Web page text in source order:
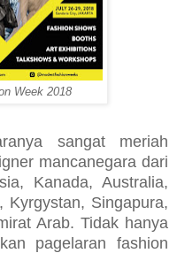
Week 2018
sangat meriah
mancanegara dari
Kanada, Australia,
Kyrgystan, Singapura,
Arab. Tidak hanya
pagelaran fashion